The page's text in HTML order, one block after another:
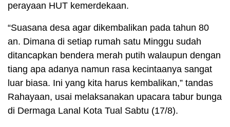
perayaan HUT kemerdekaan.
“Suasana desa agar dikembalikan pada tahun 80
an. Dimana di setiap rumah satu Minggu sudah
ditancapkan bendera merah putih walaupun dengan
tiang apa adanya namun rasa kecintaanya sangat
luar biasa. Ini yang kita harus kembalikan,” tandas
Rahayaan, usai melaksanakan upacara tabur bunga
di Dermaga Lanal Kota Tual Sabtu (17/8).